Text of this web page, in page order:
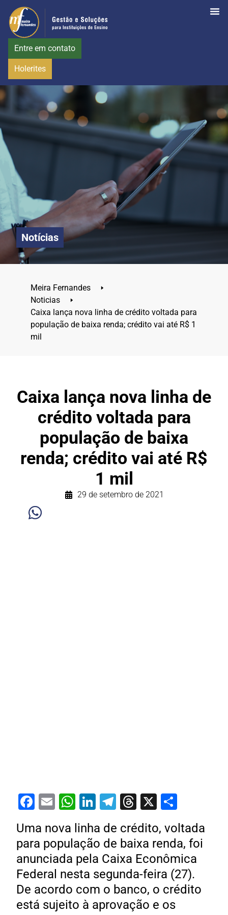
Entre em contato
Holerites
Notícias
Meira Fernandes
🢒
Noticias
🢒
Caixa lança nova linha de crédito voltada para
população de baixa renda; crédito vai até R$ 1
mil
Caixa lança nova linha de
crédito voltada para
população de baixa
renda; crédito vai até R$
1 mil
29 de setembro de 2021
Facebook
EmailWhatsApp
LinkedIn
Telegram
Threads
X
Uma nova linha de crédito, voltada
para população de baixa renda, foi
anunciada pela Caixa Econômica
Federal nesta segunda-feira (27).
De acordo com o banco, o crédito
está sujeito à aprovação e os